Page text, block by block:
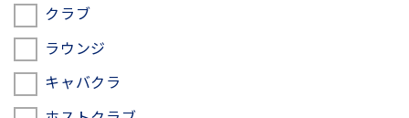
クラブ
ラウンジ
キャバクラ